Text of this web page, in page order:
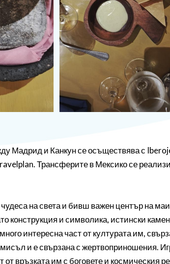
Запитване
Мадрид и Канкун се осъществява с
Трансферите в Мексико се
на света и бивш важен център на
конструкция и символика, истински
интересна част от културата им,
и е свързана с жертвоприношения.
връзката им с боговете и космическия